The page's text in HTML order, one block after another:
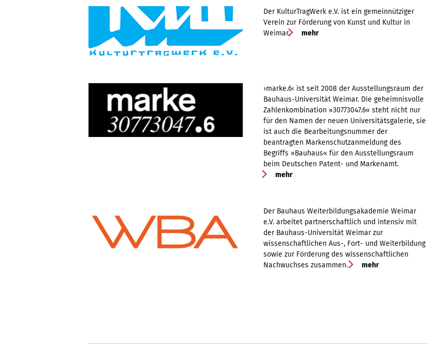
Der KulturTragWerk e.V. ist ein gemeinnütziger
Verein zur Förderung von Kunst und Kultur in
Weimar.
mehr
›marke.6‹ ist seit 2008 der Ausstellungsraum der
Bauhaus-Universität Weimar. Die geheimnisvolle
Zahlenkombination »30773047.6« steht nicht nur
für den Namen der neuen Universitätsgalerie, sie
ist auch die Bearbeitungsnummer der
beantragten Markenschutzanmeldung des
Begriffs »Bauhaus« für den Ausstellungsraum
beim Deutschen Patent- und Markenamt.
mehr
Der Bauhaus Weiterbildungsakademie Weimar
e.V. arbeitet partnerschaftlich und intensiv mit
der Bauhaus-Universität Weimar zur
wissenschaftlichen Aus-, Fort- und Weiterbildung
sowie zur Förderung des wissenschaftlichen
Nachwuchses zusammen.
mehr